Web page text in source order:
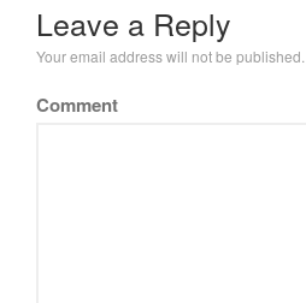
Leave a Reply
Your email address will not be published.
Comment